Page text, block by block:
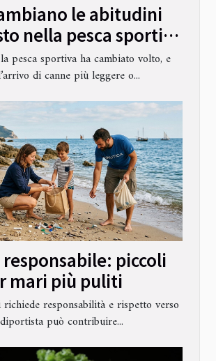
le abitudini
nella pesca sportiva
pesca sportiva ha cambiato volto, e
di canne più leggere o...
piccoli
mari più puliti
responsabilità e rispetto verso
può contribuire...